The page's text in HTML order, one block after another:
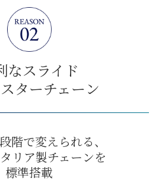
なスライド
ターチェーン
階で変えられる、
リア製チェーンを
標準搭載